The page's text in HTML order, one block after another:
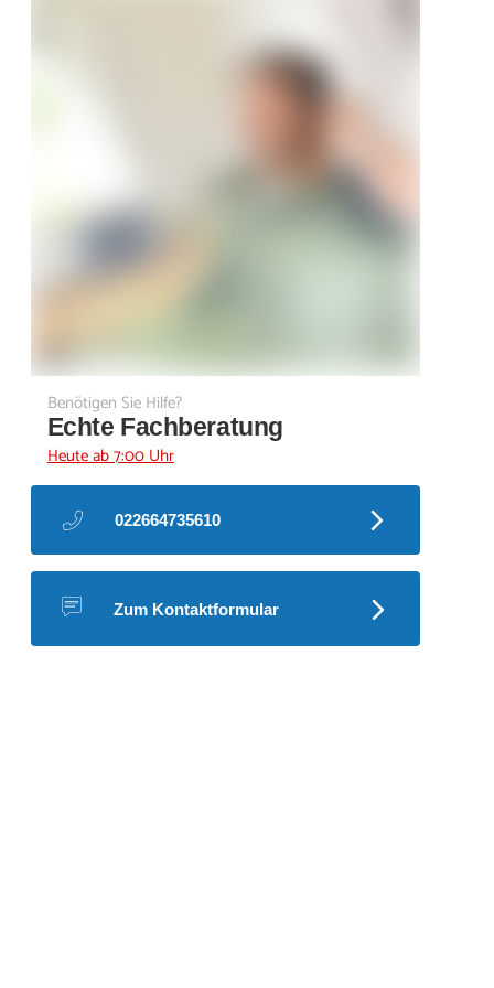
Benötigen Sie Hilfe?
Echte Fachberatung
Heute ab 7:00 Uhr
022664735610
Zum Kontaktformular